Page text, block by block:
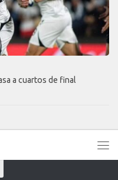
a cuartos de final